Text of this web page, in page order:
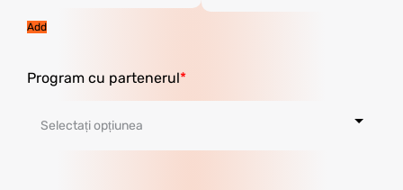
Add
Program cu partenerul